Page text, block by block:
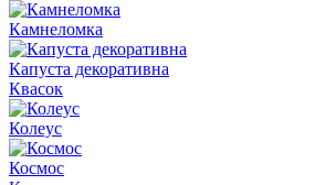
Камнеломка
Капуста декоративна
Квасок
Колеус
Космос